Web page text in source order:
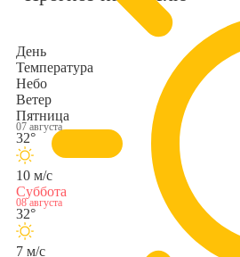
День
Температура
Небо
Ветер
Пятница
07 августа
32°
10 м/с
Суббота
08 августа
32°
7 м/с